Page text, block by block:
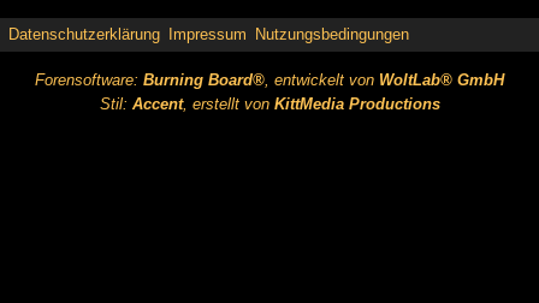
Datenschutzerklärung Impressum Nutzungsbedingungen
Forensoftware: Burning Board®, entwickelt von WoltLab® GmbH
Stil: Accent, erstellt von KittMedia Productions